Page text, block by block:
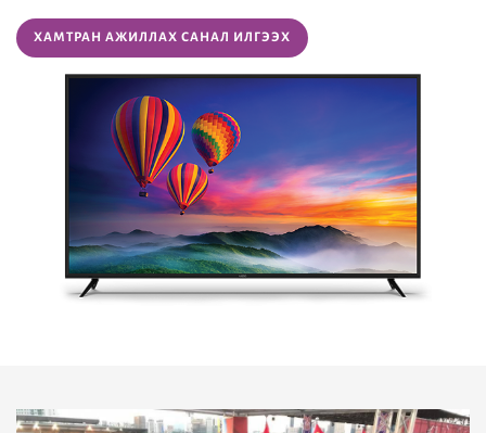
ХАМТРАН АЖИЛЛАХ САНАЛ ИЛГЭЭХ